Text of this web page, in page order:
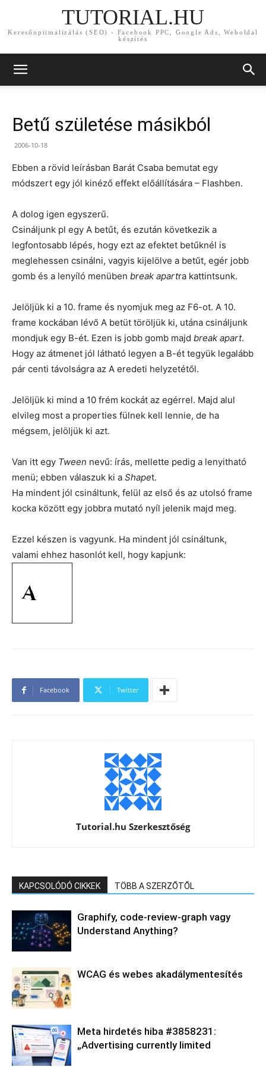
TUTORIAL.HU
Keresőoptimalizálás (SEO) - Facebook PPC, Google Ads, Weboldal
készítés
Betű születése másikból
2006-10-18
Ebben a rövid leírásban Barát Csaba bemutat egy
módszert egy jól kinéző effekt előállítására – Flashben.
A dolog igen egyszerű.
Csináljunk pl egy A betűt, és ezután következik a
legfontosabb lépés, hogy ezt az efektet betűknél is
meglehessen csinálni, vagyis kijelölve a betűt, egér jobb
gomb és a lenyíló menüben break apartra kattintsunk.
Jelöljük ki a 10. frame és nyomjuk meg az F6-ot. A 10.
frame kockában lévő A betüt töröljük ki, utána csináljunk
mondjuk egy B-ét. Ezen is jobb gomb majd break apart.
Hogy az átmenet jól látható legyen a B-ét tegyük legalább
pár centi távolságra az A eredeti helyzetétől.
Jelöljük ki mind a 10 frém kockát az egérrel. Majd alul
elvileg most a properties fülnek kell lennie, de ha
mégsem, jelöljük ki azt.
Van itt egy Tween nevű: írás, mellette pedig a lenyitható
menü; ebben válaszuk ki a Shapet.
Ha mindent jól csináltunk, felül az első és az utolsó frame
kocka között egy jobbra mutató nyíl jelenik majd meg.
Ezzel készen is vagyunk. Ha mindent jól csináltunk,
valami ehhez hasonlót kell, hogy kapjunk:
Facebook Twitter
Tutorial.hu Szerkesztőség
KAPCSOLÓDÓ CIKKEK TÖBB A SZERZŐTŐL
Graphify, code-review-graph vagy
Understand Anything?
WCAG és webes akadálymentesítés
Meta hirdetés hiba #3858231:
„Advertising currently limited